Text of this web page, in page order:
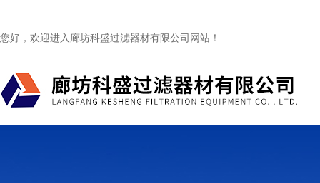
您好，欢迎进入廊坊科盛过滤器材有限公司网站！